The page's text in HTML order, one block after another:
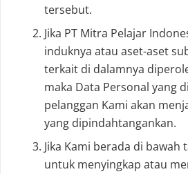
tersebut.
Jika PT Mitra Pelajar
induknya atau aset-aset
terkait di dalamnya
maka Data Personal yang
pelanggan Kami akan
yang dipindahtangankan.
Jika Kami berada di bawah
untuk menyingkap atau